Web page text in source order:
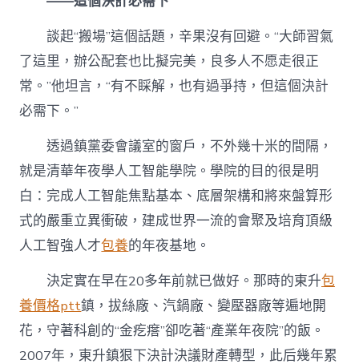
談起“搬場”這個話題，辛果沒有回避。“大師習氣
了這里，辦公配套也比擬完美，良多人不愿走很正
常。”他坦言，“有不睬解，也有過爭持，但這個決計
必需下。”
透過鎮黨委會議室的窗戶，不外幾十米的間隔，
就是清華年夜學人工智能學院。學院的目的很是明
白：完成人工智能焦點基本、底層架構和將來盤算形
式的嚴重立異衝破，建成世界一流的會聚及培育頂級
人工智強人才包養的年夜基地。
決定實在早在20多年前就已做好。那時的東升包
養價格ptt鎮，拔絲廠、汽鍋廠、變壓器廠等遍地開
花，守著科創的“金疙瘩”卻吃著“產業年夜院”的飯。
2007年，東升鎮狠下決計決議財產轉型，此后幾年累